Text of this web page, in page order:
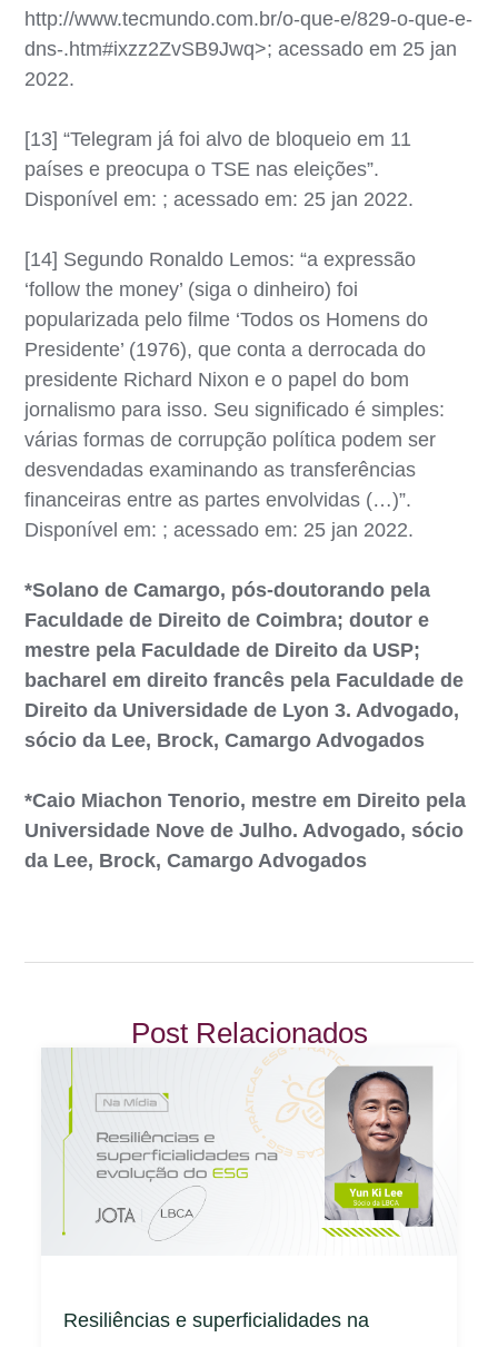
http://www.tecmundo.com.br/o-que-e/829-o-que-e-
dns-.htm#ixzz2ZvSB9Jwq>; acessado em 25 jan
2022.
[13] “Telegram já foi alvo de bloqueio em 11
países e preocupa o TSE nas eleições”.
Disponível em: ; acessado em: 25 jan 2022.
[14] Segundo Ronaldo Lemos: “a expressão
‘follow the money’ (siga o dinheiro) foi
popularizada pelo filme ‘Todos os Homens do
Presidente’ (1976), que conta a derrocada do
presidente Richard Nixon e o papel do bom
jornalismo para isso. Seu significado é simples:
várias formas de corrupção política podem ser
desvendadas examinando as transferências
financeiras entre as partes envolvidas (…)”.
Disponível em: ; acessado em: 25 jan 2022.
*Solano de Camargo, pós-doutorando pela
Faculdade de Direito de Coimbra; doutor e
mestre pela Faculdade de Direito da USP;
bacharel em direito francês pela Faculdade de
Direito da Universidade de Lyon 3. Advogado,
sócio da Lee, Brock, Camargo Advogados
*Caio Miachon Tenorio, mestre em Direito pela
Universidade Nove de Julho. Advogado, sócio
da Lee, Brock, Camargo Advogados
Post Relacionados
Resiliências e superficialidades na